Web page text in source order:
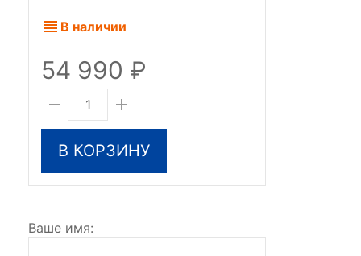
В наличии
54 990
В КОРЗИНУ
Ваше имя